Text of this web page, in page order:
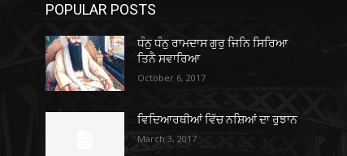
POPULAR POSTS
ਧੰਨੁ ਧੰਨੁ ਰਾਮਦਾਸ ਗੁਰੁ ਜਿਨਿ ਸਿਰਿਆ
ਤਿਨੈ ਸਵਾਰਿਆ
October 6, 2017
ਵਿਦਿਆਰਥੀਆਂ ਵਿੱਚ ਨਸ਼ਿਆਂ ਦਾ ਰੁਝਾਨ
March 3, 2017